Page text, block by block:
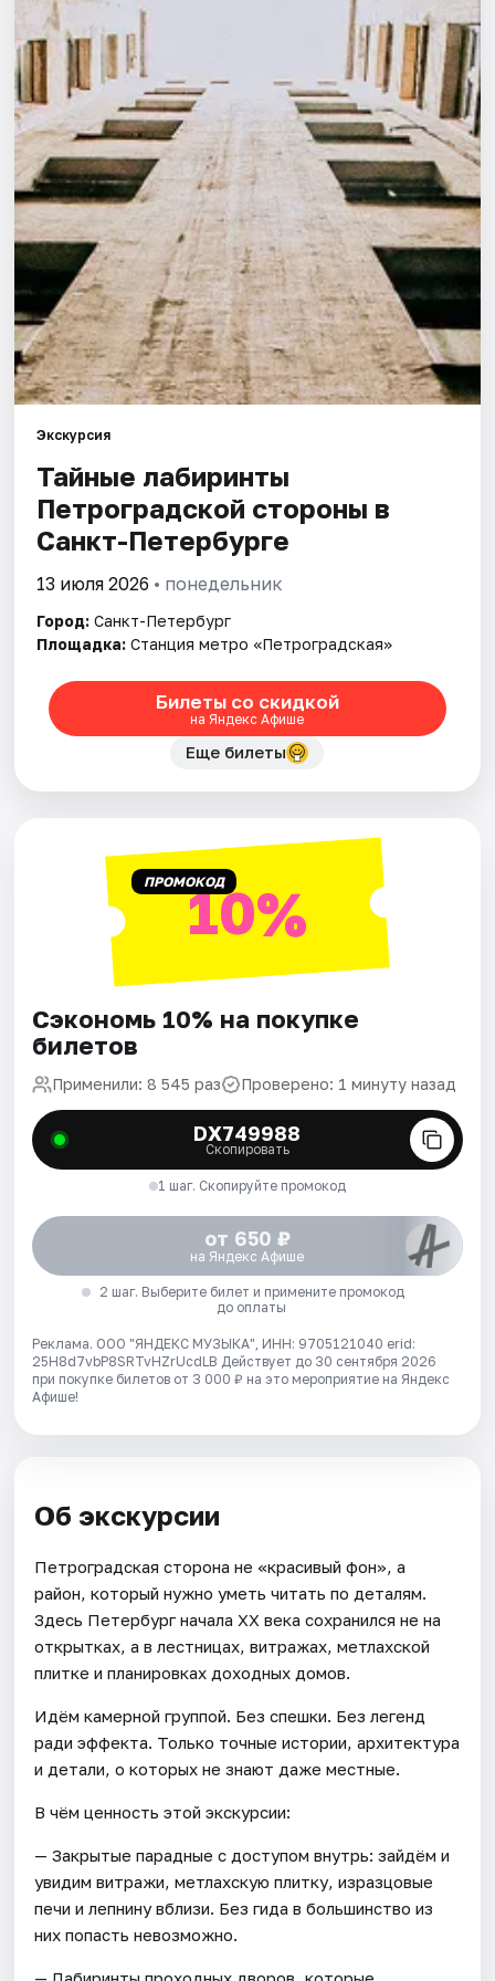
Города
Площадки
Артисты
Рейтинги
Экскурсия
Тайные лабиринты
Петроградской стороны в
Санкт-Петербурге
13 июля 2026 • понедельник
Город: Санкт-Петербург
Площадка: Станция метро «Петроградская»
Билеты со скидкой
на Яндекс Афише
Еще билеты
ПРОМОКОД10%
Сэкономь 10% на покупке
билетов
Применили: 8 545 раз Проверено: 1 минуту назад
DX749988
Скопировать
1 шаг. Скопируйте промокод
от 650 ₽
на Яндекс Афише
2 шаг. Выберите билет и примените промокод
до оплаты
Реклама. ООО "ЯНДЕКС МУЗЫКА", ИНН: 9705121040 erid:
25H8d7vbP8SRTvHZrUcdLB Действует до 30 сентября 2026
при покупке билетов от 3 000 ₽ на это мероприятие на Яндекс
Афише!
Об экскурсии
Петроградская сторона не «красивый фон», а
район, который нужно уметь читать по деталям.
Здесь Петербург начала XX века сохранился не на
открытках, а в лестницах, витражах, метлахской
плитке и планировках доходных домов.
Идём камерной группой. Без спешки. Без легенд
ради эффекта. Только точные истории, архитектура
и детали, о которых не знают даже местные.
В чём ценность этой экскурсии:
— Закрытые парадные с доступом внутрь: зайдём и
увидим витражи, метлахскую плитку, изразцовые
печи и лепнину вблизи. Без гида в большинство из
них попасть невозможно.